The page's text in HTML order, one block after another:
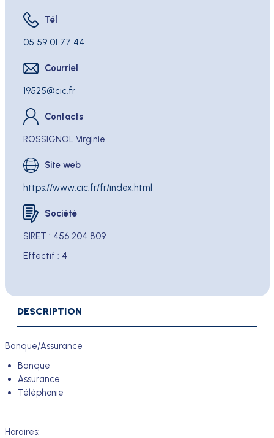
Tél
Tél
05 59 01 77 44
Courriel
Courriel
19525 cic.fr
Contacts
ROSSIGNOL Virginie
Site web
https://www.cic.fr/fr/index.html
Société
SIRET : 456 204 809
Effectif : 4
DESCRIPTION
Banque/Assurance
Banque
Assurance
Téléphonie
Horaires: